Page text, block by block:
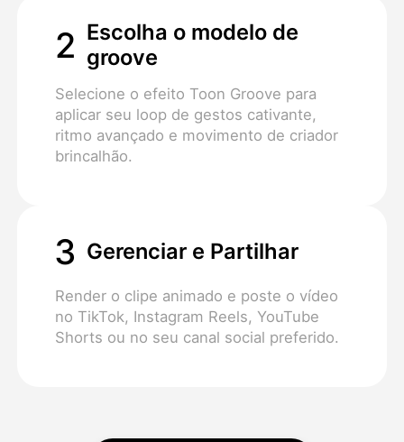
2 Escolha o modelo de
groove
Selecione o efeito Toon Groove para
aplicar seu loop de gestos cativante,
ritmo avançado e movimento de criador
brincalhão.
3 Gerenciar e Partilhar
Render o clipe animado e poste o vídeo
no TikTok, Instagram Reels, YouTube
Shorts ou no seu canal social preferido.